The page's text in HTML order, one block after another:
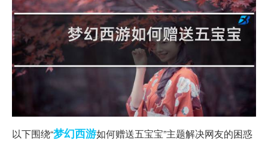
以下围绕“梦幻西游如何赠送五宝宝”主题解决网友的困惑